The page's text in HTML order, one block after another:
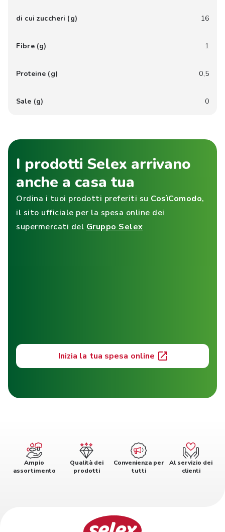
di cui zuccheri (g) 16
Fibre (g) 1
Proteine (g) 0,5
Sale (g) 0
I prodotti Selex arrivano
anche a casa tua
Ordina i tuoi prodotti preferiti su CosìComodo,
il sito ufficiale per la spesa online dei
supermercati del Gruppo Selex
Inizia la tua spesa online
Ampio
assortimento
Qualità dei
prodotti
Convenienza per
tutti
Al servizio dei
clienti